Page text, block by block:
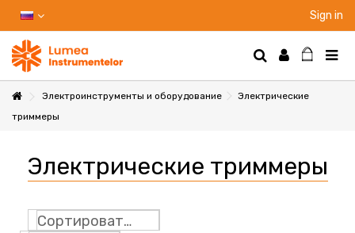
Sign in
Электроинструменты и оборудование
Электрические
триммеры
Электрические триммеры
Сортировать по